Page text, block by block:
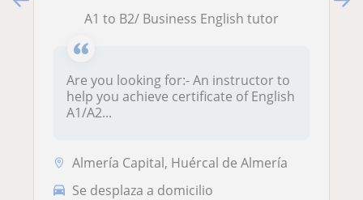
A1 to B2/ Business English tutor
Are you looking for:- An instructor to
help you achieve certificate of English
A1/A2...
Almería Capital, Huércal de Almería
Se desplaza a domicilio